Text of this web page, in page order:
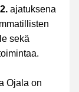
ajatuksena
sekä
Ojala on